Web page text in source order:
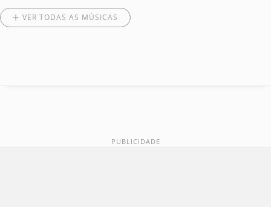
VER TODAS AS MÚSICAS